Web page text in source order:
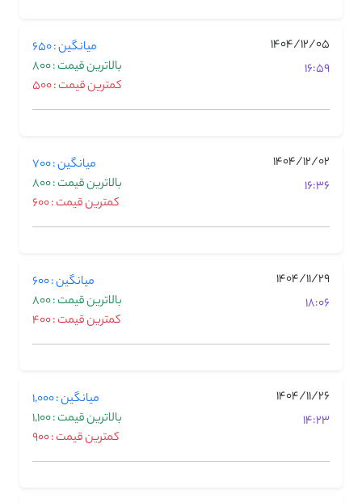
1404/12/05
16:59
میانگین : 650
بالاترین قیمت : 800
کمترین قیمت : 500
1404/12/02
16:36
میانگین : 700
بالاترین قیمت : 800
کمترین قیمت : 600
1404/11/29
18:06
میانگین : 600
بالاترین قیمت : 800
کمترین قیمت : 400
1404/11/26
14:23
میانگین : 1,000
بالاترین قیمت : 1,100
کمترین قیمت : 900